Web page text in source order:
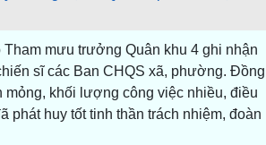
mưu trưởng Quân khu 4 ghi nhận
sĩ các Ban CHQS xã, phường. Đồng
khối lượng công việc nhiều, điều
huy tốt tinh thần trách nhiệm, đoàn